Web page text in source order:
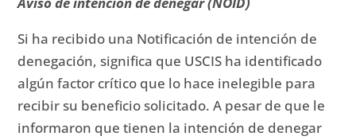
Si ha recibido una Notificación de intención de
denegación, significa que USCIS ha identificado
algún factor crítico que lo hace inelegible para
recibir su beneficio solicitado. A pesar de que le
informaron que tienen la intención de denegar